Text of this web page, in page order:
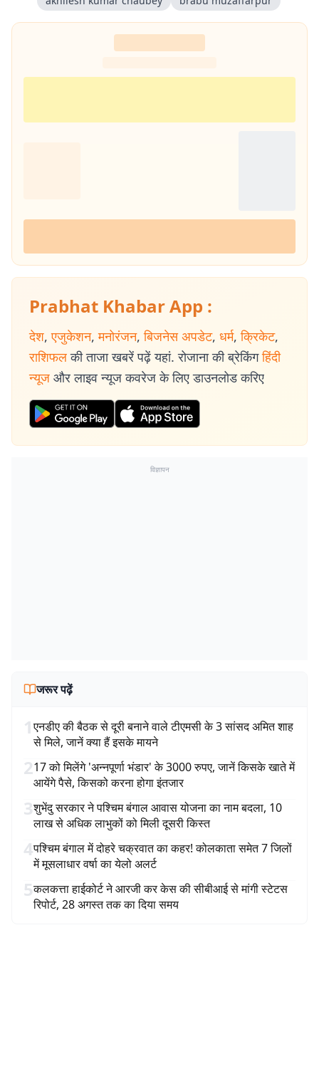
Prabhat Khabar App :
देश, एजुकेशन, मनोरंजन, बिजनेस अपडेट, धर्म, क्रिकेट,
राशिफल की ताजा खबरें पढ़ें यहां. रोजाना की ब्रेकिंग हिंदी
न्यूज और लाइव न्यूज कवरेज के लिए डाउनलोड करिए
विज्ञापन
जरूर पढ़ें
1एनडीए की बैठक से दूरी बनाने वाले टीएमसी के 3 सांसद अमित शाह
से मिले, जानें क्या हैं इसके मायने
217 को मिलेंगे 'अन्नपूर्णा भंडार' के 3000 रुपए, जानें किसके खाते में
आयेंगे पैसे, किसको करना होगा इंतजार
3शुभेंदु सरकार ने पश्चिम बंगाल आवास योजना का नाम बदला, 10
लाख से अधिक लाभुकों को मिली दूसरी किस्त
4पश्चिम बंगाल में दोहरे चक्रवात का कहर! कोलकाता समेत 7 जिलों
में मूसलाधार वर्षा का येलो अलर्ट
5कलकत्ता हाईकोर्ट ने आरजी कर केस की सीबीआई से मांगी स्टेटस
रिपोर्ट, 28 अगस्त तक का दिया समय